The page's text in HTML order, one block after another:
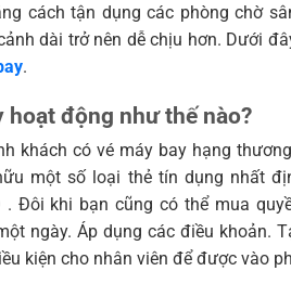
cách tận dụng các phòng chờ
dài trở nên dễ chịu hơn. Dưới
.
hoạt động như thế nào?
khách có vé máy bay hạng
một số loại thẻ tín dụng nhất
. Đôi khi bạn cũng có thể mua
ngày. Áp dụng các điều khoản.
kiện cho nhân viên để được vào